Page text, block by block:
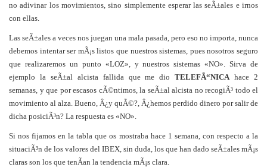
no adivinar los movimientos, sino simplemente esperar las seÃ±ales e irnos
con ellas.
Las seÃ±ales a veces nos juegan una mala pasada, pero eso no importa, nunca
debemos intentar ser mÃ¡s listos que nuestros sistemas, pues nosotros seguro
que realizaremos un punto «LOZ», y nuestros sistemas «NO». Sirva de
ejemplo la seÃ±al alcista fallida que me dioTELEFÃ“NICAhace 2
semanas, y que por escasos cÃ©ntimos, la seÃ±al alcista no recogiÃ³ todo el
movimiento al alza. Bueno, Â¿y quÃ©?, Â¿hemos perdido dinero por salir de
dicha posiciÃ³n? La respuesta es «NO».
Si nos fijamos en la tabla que os mostraba hace 1 semana, con respecto a la
situaciÃ³n de los valores del IBEX, sin duda, los que han dado seÃ±ales mÃ¡s
claras son los que tenÃ­an la tendencia mÃ¡s clara.